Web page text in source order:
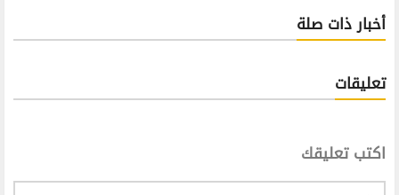
أخبار ذات صلة
تعليقات
اكتب تعليقك